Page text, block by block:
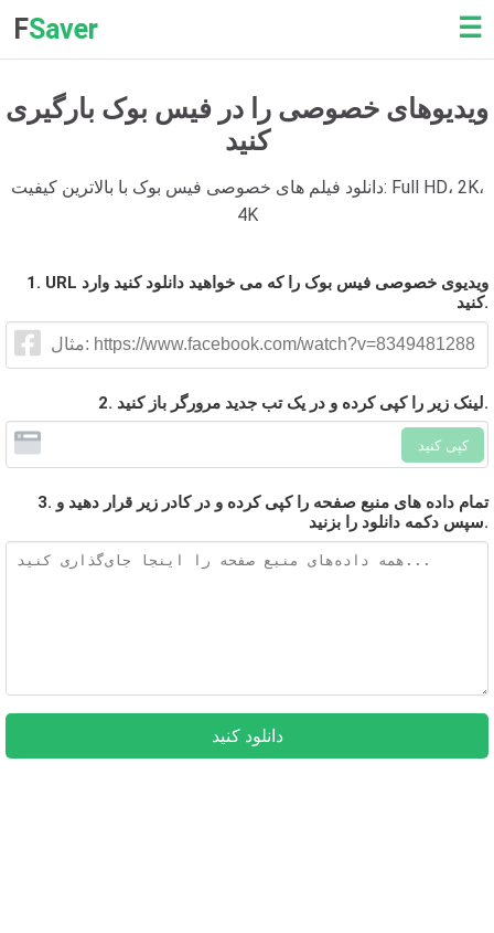
FSaver ☰
ویدیوهای خصوصی را در فیس بوک بارگیری
کنید
دانلود فیلم های خصوصی فیس بوک با بالاترین کیفیت: Full HD، 2K،
4K
1. URL ویدیوی خصوصی فیس بوک را که می خواهید دانلود کنید وارد
کنید.
2. لینک زیر را کپی کرده و در یک تب جدید مرورگر باز کنید.
کپی کنید
3. تمام داده های منبع صفحه را کپی کرده و در کادر زیر قرار دهید و
سپس دکمه دانلود را بزنید.
دانلود کنید